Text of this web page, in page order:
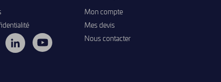
Mon compte
Mes devis
Nous contacter